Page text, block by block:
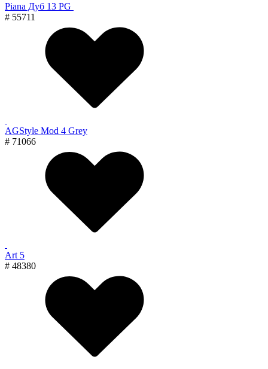
Piana Дуб 13 PG
# 55711
AGStyle Mod 4 Grey
# 71066
Art 5
# 48380